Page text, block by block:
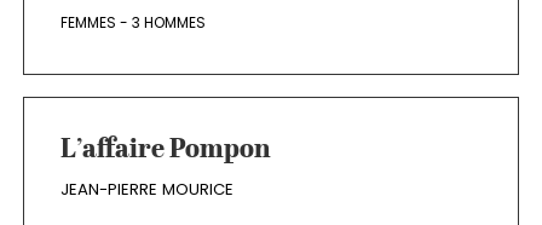
FEMMES - 3 HOMMES
L’affaire Pompon
JEAN-PIERRE MOURICE